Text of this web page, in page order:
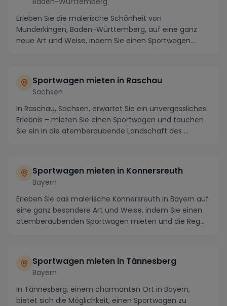
Erleben Sie die malerische Schönheit von
Munderkingen, Baden-Württemberg, auf eine ganz
neue Art und Weise, indem Sie einen Sportwagen
Sportwagen mieten in Raschau
Sachsen
In Raschau, Sachsen, erwartet Sie ein unvergessliches
Erlebnis – mieten Sie einen Sportwagen und tauchen
Sie ein in die atemberaubende Landschaft des ...
Sportwagen mieten in Konnersreuth
Bayern
Erleben Sie das malerische Konnersreuth in Bayern auf
eine ganz besondere Art und Weise, indem Sie einen
atemberaubenden Sportwagen mieten und die Reg...
Sportwagen mieten in Tännesberg
Bayern
In Tännesberg, einem charmanten Ort in Bayern,
bietet sich die Möglichkeit, einen Sportwagen zu